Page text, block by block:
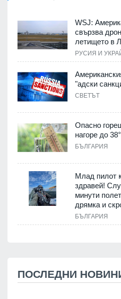
WSJ:
свързва
летището в
РУСИЯ И
"адски
СВЕТЪТ
Опасно
нагоре до 38°
БЪЛГАРИЯ
Млад пилот
здравей!
минути
дрямка и
БЪЛГАРИЯ
ПОСЛЕДНИ